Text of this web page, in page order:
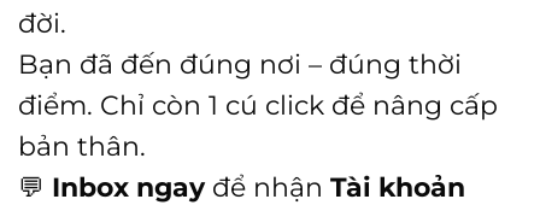
đời.
Bạn đã đến đúng nơi – đúng thời
điểm. Chỉ còn 1 cú click để nâng cấp
bản thân.
💬 Inbox ngayđể nhận Tài khoản